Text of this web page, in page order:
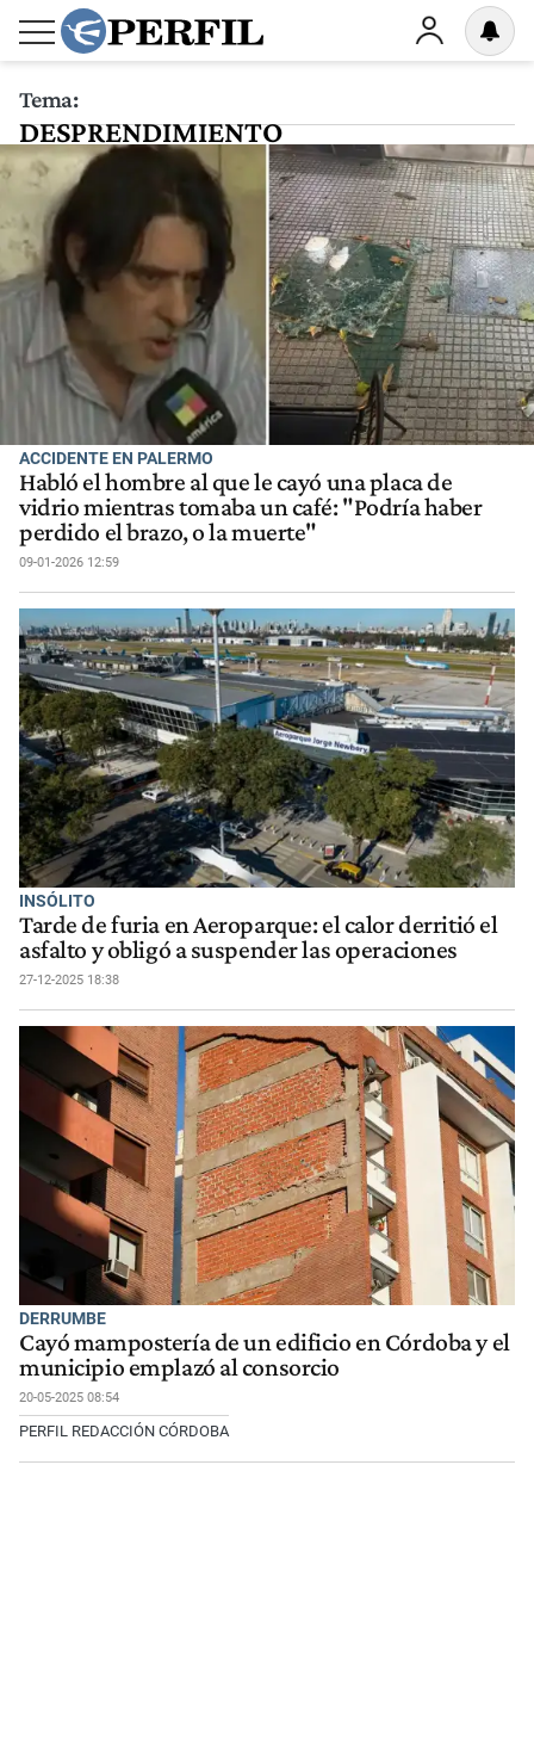
Tema:
DESPRENDIMIENTO
ACCIDENTE EN PALERMO
Habló el hombre al que le cayó una placa de
vidrio mientras tomaba un café: "Podría haber
perdido el brazo, o la muerte"
09-01-2026 12:59
INSÓLITO
Tarde de furia en Aeroparque: el calor derritió el
asfalto y obligó a suspender las operaciones
27-12-2025 18:38
DERRUMBE
Cayó mampostería de un edificio en Córdoba y el
municipio emplazó al consorcio
20-05-2025 08:54
PERFIL REDACCIÓN CÓRDOBA